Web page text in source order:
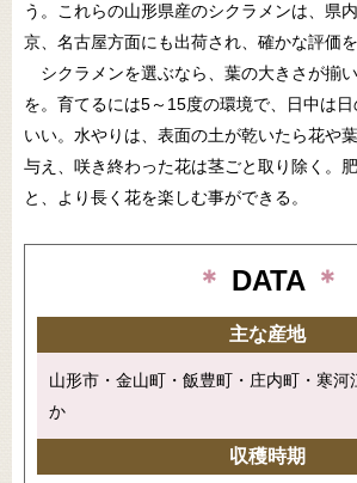
う。これらの山形県産のシクラメンは、県
京、名古屋方面にも出荷され、確かな評価を
シクラメンを選ぶなら、葉の大きさが揃
を。育てるには5～15度の環境で、日中は
いい。水やりは、表面の土が乾いたら花や
与え、咲き終わった花は茎ごと取り除く。
と、より長く花を楽しむ事ができる。
＊ DATA ＊
主な産地
山形市・金山町・飯豊町・庄内町・寒河
か
収穫時期